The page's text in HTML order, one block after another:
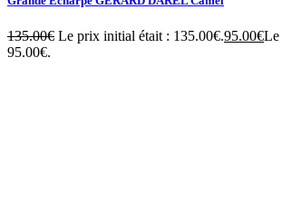
135.00€ Le prix initial était : 135.00€.95.00€Le
95.00€.